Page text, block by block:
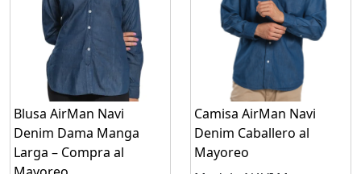
Blusa AirMan Navi
Denim Dama Manga
Larga – Compra al
Camisa AirMan Navi
Denim Caballero al
Mayoreo